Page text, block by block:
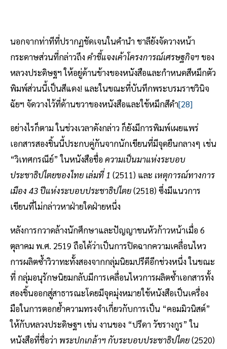
นอกจากท่าทีที่ปรากฏชัดเจนในคำนำ ชาลียังจัดวางหน้า
กระดาษส่วนที่กล่าวถึง คำชี้แจงเค้าโครงการณ์เศรษฐกิจฯของ
หลวงประดิษฐฯ ให้อยู่ด้านข้างของหนังสือและกำหนดสีหมึกตัว
พิมพ์ส่วนนี้เป็นสีแดง! และในขณะที่บันทึกพระบรมราชวินิจ
ฉัยฯ จัดวางไว้ที่ด้านขวาของหนังสือและใช้หมึกสีดำ[28]
อย่างไรก็ตาม ในช่วงเวลาดังกล่าว ก็ยังมีการพิมพ์เผยแพร่
เอกสารสองชิ้นนี้ประกบคู่กันจากนักเขียนที่มีจุดยืนกลางๆ เช่น
“วิเทศกรณีย์” ในหนังสือชื่อ ความเป็นมาแห่งระบอบ
ประชาธิปไตยของไทย เล่มที่ 1 (2511) และ เหตุการณ์ทางการ
เมือง 43 ปีแห่งระบอบประชาธิปไตย(2518) ซึ่งมีแนวการ
เขียนที่ไม่กล่าวหาฝ่ายใดฝ่ายหนึ่ง
หลังการกวาดล้างนักศึกษาและปัญญาชนหัวก้าวหน้าเมื่อ 6
ตุลาคม พ.ศ. 2519 ถือได้ว่าเป็นการปิดฉากความเคลื่อนไหว
การผลิตซ้ำวิวาทะทั้งสองจากกลุ่มนิยมปรีดีอีกช่วงหนึ่ง ในขณะ
ที่ กลุ่มอนุรักษนิยมกลับมีการเคลื่อนไหวการผลิตซ้ำเอกสารทั้ง
สองชิ้นออกสู่สาธารณะโดยมีจุดมุ่งหมายใช้หนังสือเป็นเครื่อง
มือในการตอกย้ำความทรงจำเกี่ยวกับการเป็น “คอมมิวนิสต์”
ให้กับหลวงประดิษฐฯ เช่น งานของ “ปรีดา วัชรางกูร” ใน
หนังสือที่ชื่อว่า พระปกเกล้าฯ กับระบอบประชาธิปไตย(2520)